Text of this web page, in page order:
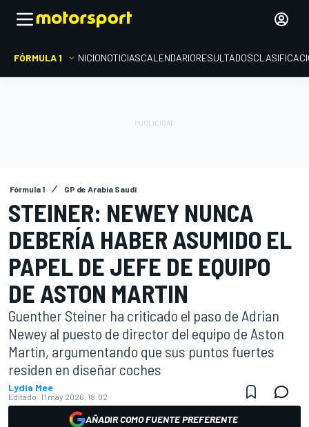
FÓRMULA 1 INICIONOTICIASCALENDARIORESULTADOS
Fórmula 1 GP de Arabia Saudí
STEINER: NEWEY NUNCA
DEBERÍA HABER ASUMIDO EL
PAPEL DE JEFE DE EQUIPO
DE ASTON MARTIN
Guenther Steiner ha criticado el paso de Adrian
Newey al puesto de director del equipo de Aston
Martin, argumentando que sus puntos fuertes
residen en diseñar coches
Lydia Mee
Editado: 11 may 2026, 18:02
AÑADIR COMO FUENTE PREFERENTE